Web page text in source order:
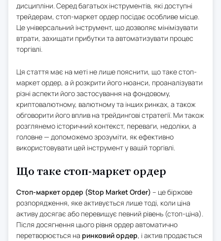
дисципліни. Серед багатьох інструментів, які доступні
трейдерам, стоп-маркет ордер посідає особливе місце.
Це універсальний інструмент, що дозволяє мінімізувати
втрати, захищати прибутки та автоматизувати процес
торгівлі.
Ця стаття має на меті не лише пояснити, що таке стоп-
маркет ордер, а й розкрити його нюанси, проаналізувати
різні аспекти його застосування на фондовому,
криптовалютному, валютному та інших ринках, а також
обговорити його вплив на трейдингові стратегії. Ми також
розглянемо історичний контекст, переваги, недоліки, а
головне — допоможемо зрозуміти, як ефективно
використовувати цей інструмент у вашій торгівлі.
Що таке стоп-маркет ордер
Стоп-маркет ордер (Stop Market Order) – це біржове
розпорядження, яке активується лише тоді, коли ціна
активу досягає або перевищує певний рівень (стоп-ціна).
Після досягнення цього рівня ордер автоматично
перетворюється на ринковий ордер, і актив продається